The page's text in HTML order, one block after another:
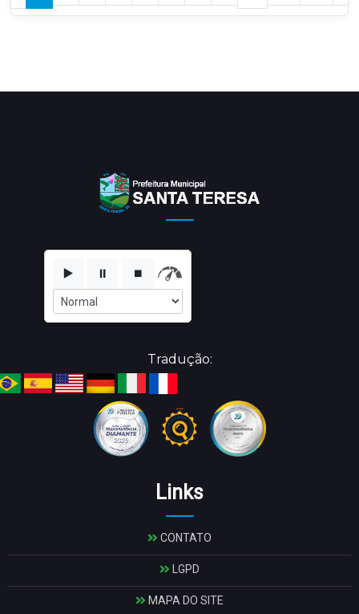
▶️ ⏸️ ⏹️
Tradução:
Links
CONTATO
LGPD
MAPA DO SITE